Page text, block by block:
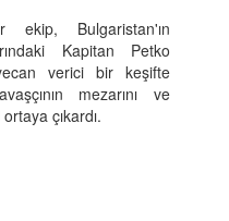
ekip, Bulgaristan'ın
Kapitan Petko
verici bir keşifte
mezarını ve
çıkardı.